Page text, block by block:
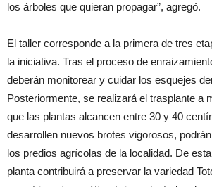
los árboles que quieran propagar”, agregó.
El taller corresponde a la primera de tres
la iniciativa. Tras el proceso de
deberán monitorear y cuidar los esquejes
Posteriormente, se realizará el trasplante a
que las plantas alcancen entre 30 y 40
desarrollen nuevos brotes vigorosos,
los predios agrícolas de la localidad. De
planta contribuirá a preservar la variedad